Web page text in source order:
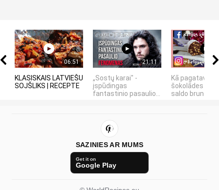
06:51
KLASISKAIS LATVIEŠU
SOJŠLIKS | RECEPTE
21:11
„Sostų karai" -
įspūdingas
fantastinio pasaulio...
Kā pagatavot
šokolādes
saldo bruneti
SAZINIES AR MUMS
Get it on
Google Play